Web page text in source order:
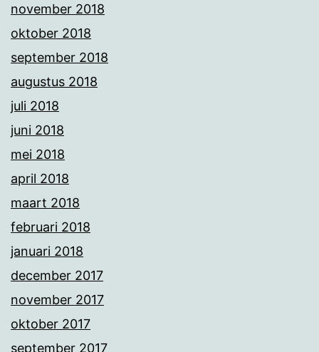
november 2018
oktober 2018
september 2018
augustus 2018
juli 2018
juni 2018
mei 2018
april 2018
maart 2018
februari 2018
januari 2018
december 2017
november 2017
oktober 2017
september 2017